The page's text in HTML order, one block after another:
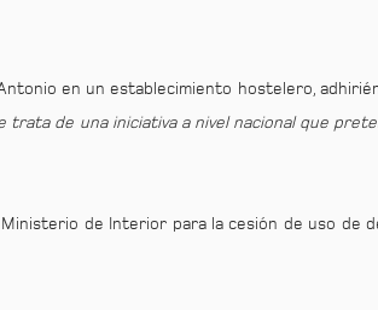
en un establecimiento hostelero,
trata de una iniciativa a nivel nacional que
de Interior para la cesión de uso de